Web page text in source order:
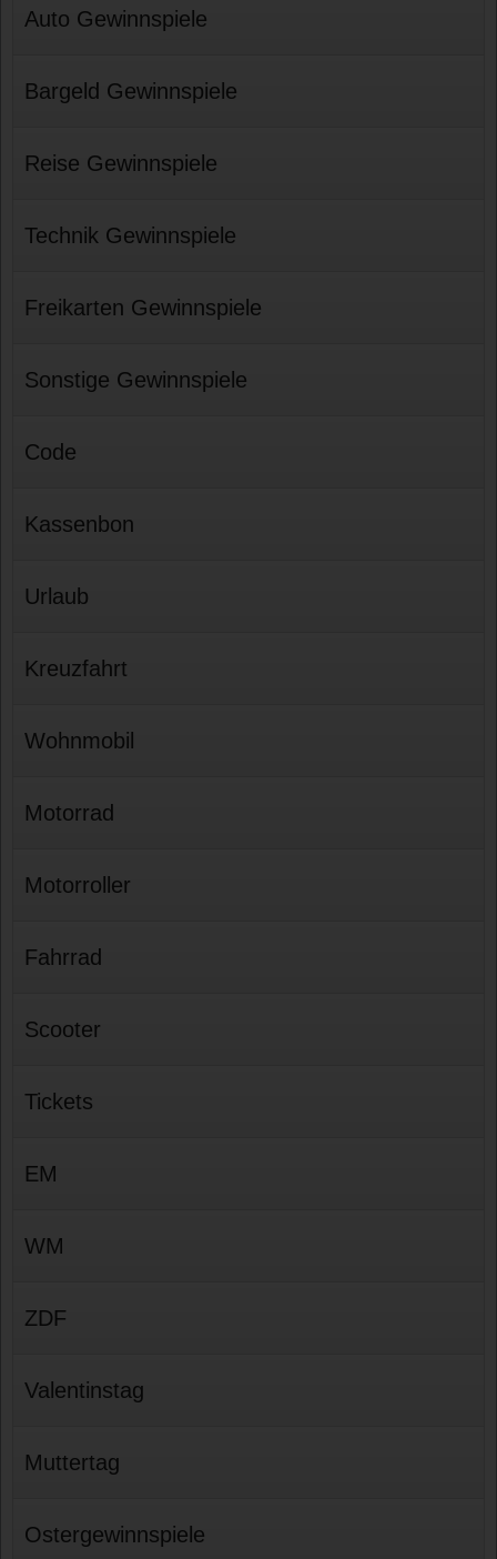
Auto Gewinnspiele
Bargeld Gewinnspiele
Reise Gewinnspiele
Technik Gewinnspiele
Freikarten Gewinnspiele
Sonstige Gewinnspiele
Code
Kassenbon
Urlaub
Kreuzfahrt
Wohnmobil
Motorrad
Motorroller
Fahrrad
Scooter
Tickets
EM
WM
ZDF
Valentinstag
Muttertag
Ostergewinnspiele